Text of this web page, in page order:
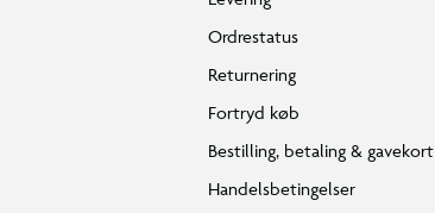
Ordrestatus
Returnering
Fortryd køb
Bestilling, betaling & gavekort
Handelsbetingelser